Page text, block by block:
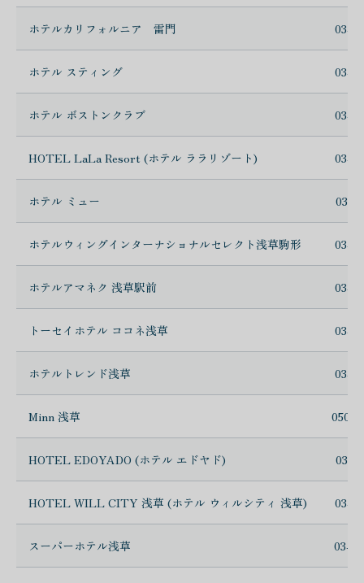
ホテルカリフォルニア 雷門 03-
ホテル スティング 03-
ホテル ボストンクラブ 03-
HOTEL LaLa Resort (ホテル ララリゾート) 03-
ホテル ミュー 03-
ホテルウィングインターナショナルセレクト浅草駒形 03-
ホテルアマネク 浅草駅前 03-
トーセイホテル ココネ浅草 03-
ホテルトレンド浅草 03-
Minn 浅草 050-
HOTEL EDOYADO (ホテル エドヤド) 03-
HOTEL WILL CITY 浅草 (ホテル ウィルシティ 浅草) 03-
スーパーホテル浅草 03-